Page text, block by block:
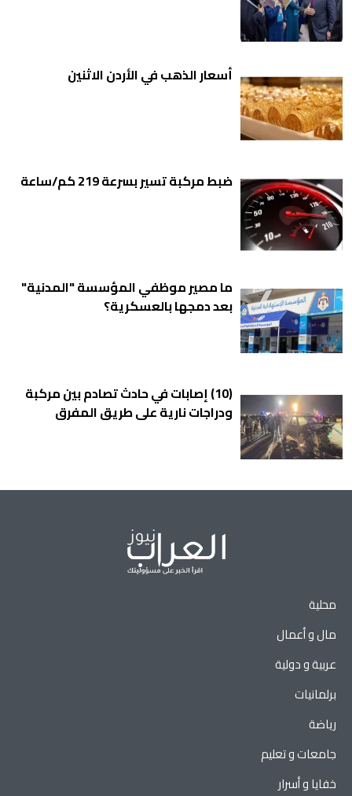
أسعار الذهب في الأردن الاثنين
ضبط مركبة تسير بسرعة 219 كم/ساعة
ما مصير موظفي المؤسسة "المدنية"
بعد دمجها بالعسكرية؟
(10) إصابات في حادث تصادم بين مركبة
ودراجات نارية على طريق المفرق
محلية
مال و أعمال
عربية و دولية
برلمانيات
رياضة
جامعات و تعليم
خفايا و أسرار